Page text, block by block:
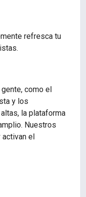
refresca tu
como el
y los
la plataforma
Nuestros
el